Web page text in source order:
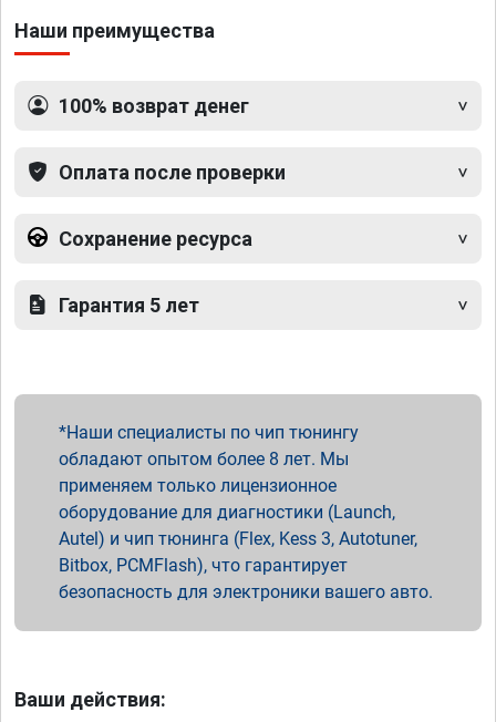
Наши преимущества
100% возврат денег
Оплата после проверки
Сохранение ресурса
Гарантия 5 лет
Наши специалисты по чип тюнингу
обладают опытом более 8 лет. Мы
применяем только лицензионное
оборудование для диагностики (Launch,
Autel) и чип тюнинга (Flex, Kess 3, Autotuner,
Bitbox, PCMFlash), что гарантирует
безопасность для электроники вашего авто.
Ваши действия: